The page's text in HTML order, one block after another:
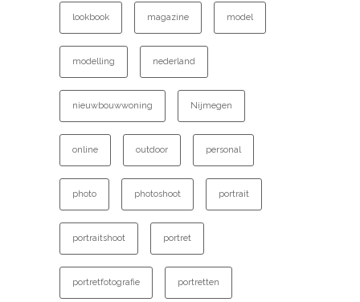
lookbook magazine model
modelling nederland
nieuwbouwwoning Nijmegen
online outdoor personal
photo photoshoot portrait
portraitshoot portret
portretfotografie portretten